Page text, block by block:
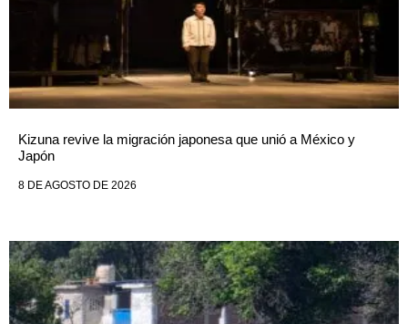
Kizuna revive la migración japonesa que unió a México y
Japón
8 DE AGOSTO DE 2026